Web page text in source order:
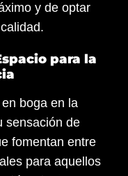
y de optar
para la
boga en la
sensación de
fomentan entre
para aquellos